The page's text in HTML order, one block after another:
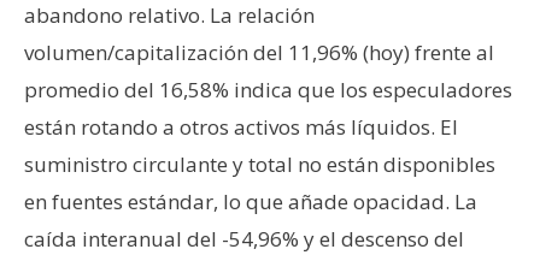
abandono relativo. La relación
volumen/capitalización del 11,96% (hoy) frente al
promedio del 16,58% indica que los especuladores
están rotando a otros activos más líquidos. El
suministro circulante y total no están disponibles
en fuentes estándar, lo que añade opacidad. La
caída interanual del -54,96% y el descenso del